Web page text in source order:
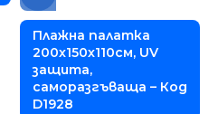
Плажна палатка
200х150х110см, UV
защита,
саморазгъваща – Код
D1928